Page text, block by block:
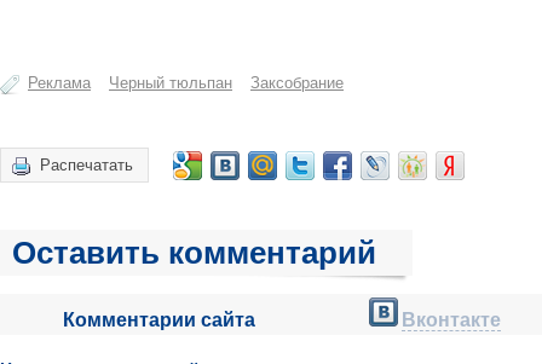
Реклама Черный тюльпан Заксобрание
Распечатать
Оставить комментарий
Комментарии сайта Вконтакте